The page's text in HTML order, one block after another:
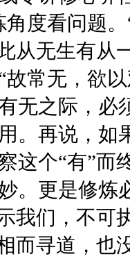
度看问题
从无生有
故常无，欲
无之际，
。再说，如
这个“有”而
。更是修炼
我们，不可
而寻道，也